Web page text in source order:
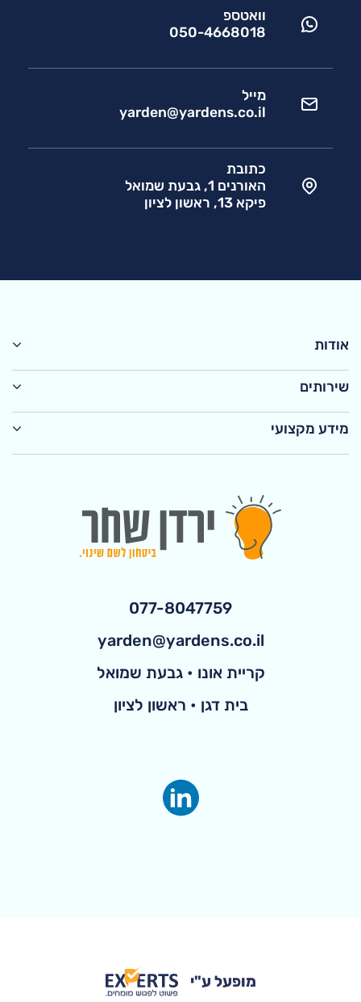
וואטספ
050-4668018
מייל
yarden@yardens.co.il
כתובת
האורנים 1, גבעת שמואל
פיקא 13, ראשון לציון
אודות
שירותים
מידע מקצועי
077-8047759
yarden@yardens.co.il
קריית אונו • גבעת שמואל
בית דגן • ראשון לציון
מופעל ע"י